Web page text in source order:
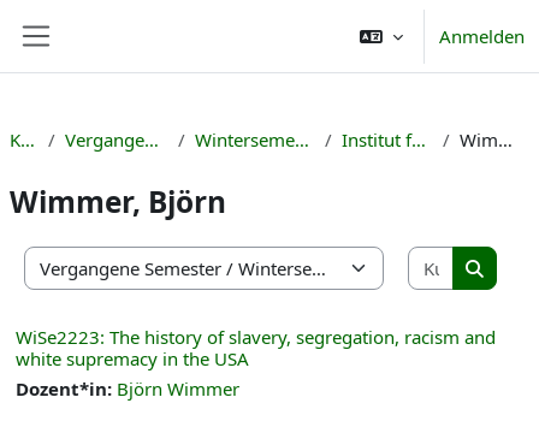
Anmelden
Kurse Vergangene Semester Wintersemester 2022/23 Institut für Englisch Wimmer, Björn
Wimmer, Björn
Kursbereiche
Kurse
Kurse
WiSe2223: The history of slavery, segregation, racism and
white supremacy in the USA
Dozent*in: Björn Wimmer